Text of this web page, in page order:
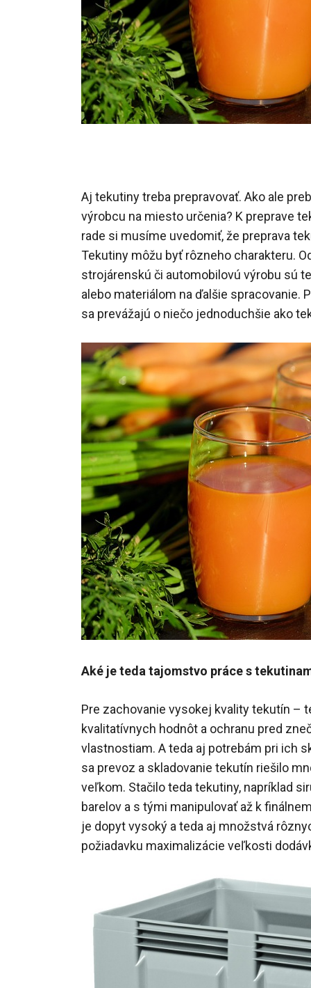
Aj tekutiny treba prepravovať. Ako ale
výrobcu na miesto určenia? K preprave
rade si musíme uvedomiť, že preprava
Tekutiny môžu byť rôzneho charakteru.
strojárenskú či automobilovú výrobu sú
alebo materiálom na ďalšie spracovanie.
sa prevážajú o niečo jednoduchšie ako
Aké je teda tajomstvo práce s
Pre zachovanie vysokej kvality tekutín –
kvalitatívnych hodnôt a ochranu pred
vlastnostiam. A teda aj potrebám pri ich
sa prevoz a skladovanie tekutín riešilo
veľkom. Stačilo teda tekutiny, napríklad
barelov a s tými manipulovať až k
je dopyt vysoký a teda aj množstvá
požiadavku maximalizácie veľkosti